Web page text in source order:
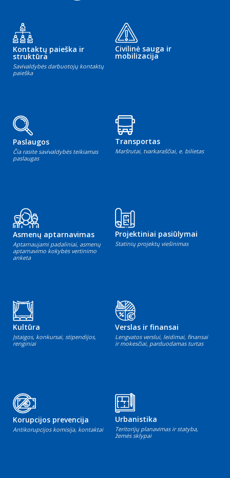
Kontaktų paieška ir
struktūra
Savivaldybės darbuotojų kontaktų
paieška
Civilinė sauga ir
mobilizacija
Paslaugos
Čia rasite savivaldybės teikiamas
paslaugas
Transportas
Maršrutai, tvarkaraščiai, e. bilietas
Asmenų aptarnavimas
Aptarnaujami padaliniai, asmenų
aptarnavimo kokybės vertinimo
anketa
Projektiniai pasiūlymai
Statinių projektų viešinimas
Kultūra
Įstaigos, konkursai, stipendijos,
renginiai
Verslas ir finansai
Lengvatos verslui, leidimai, finansai
ir mokesčiai, parduodamas turtas
Korupcijos prevencija
Antikorupcijos komisija, kontaktai
Urbanistika
Teritorijų planavimas ir statyba,
žemės sklypai